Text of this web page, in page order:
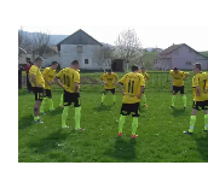
G
R
A
L
I
Š
I